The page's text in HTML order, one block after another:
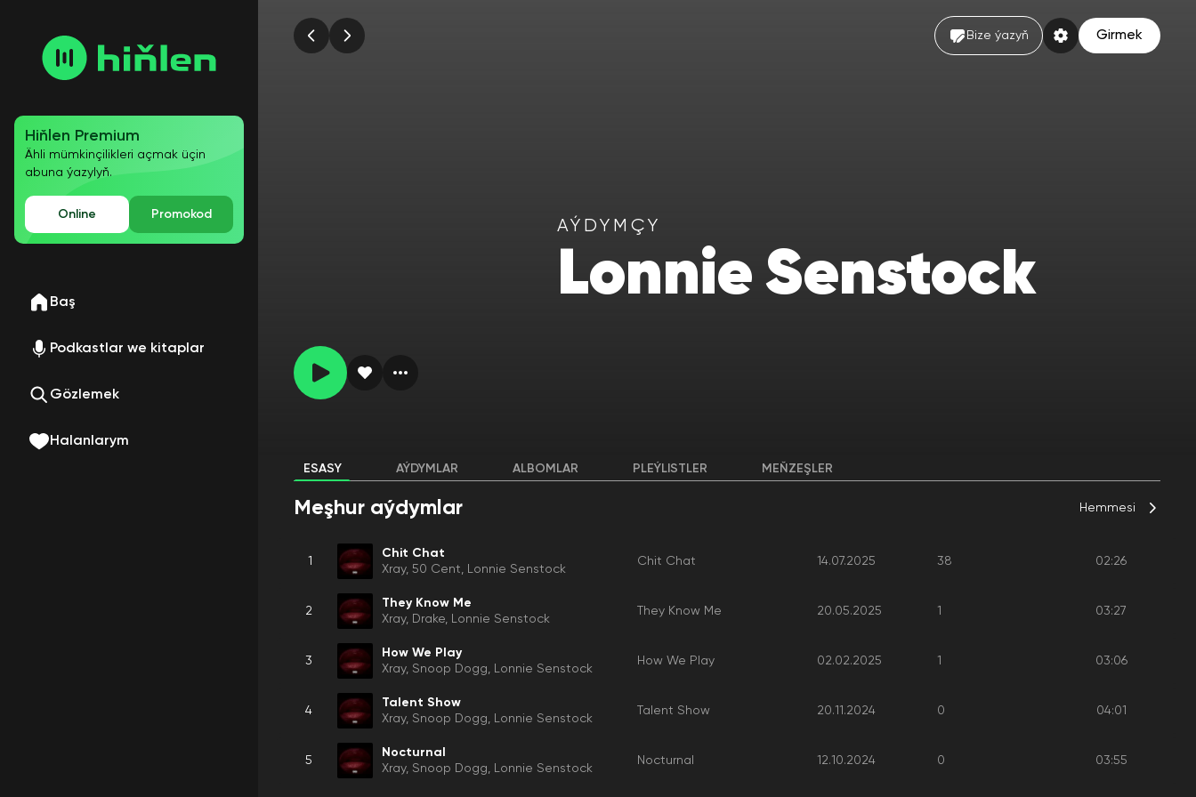
Hiňlen Premium
Ähli mümkinçilikleri açmak üçin
abuna ýazylyň.
Online Promokod
Baş
Podkastlar we kitaplar
Gözlemek
Halanlarym
Bize ýazyň Girmek
AÝDYMÇY
Lonnie Senstock
ESASY AÝDYMLAR ALBOMLAR PLEÝLISTLER MEŇZEŞLER
Meşhur aýdymlar Hemmesi
1
Chit Chat
Xray 50 Cent Lonnie Senstock
Chit Chat 14.07.2025 38 02:26
2
They Know Me
Xray
Drake Lonnie Senstock
They Know Me 20.05.2025 1 03:27
3
How We Play
Xray Snoop Dogg Lonnie Senstock
How We Play 02.02.2025 1 03:06
4
Talent Show
Xray Snoop Dogg Lonnie Senstock
Talent Show 20.11.2024 0 04:01
5
Nocturnal
Xray Snoop Dogg Lonnie Senstock
Nocturnal 12.10.2024 0 03:55